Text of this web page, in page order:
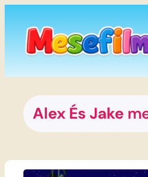
tartalomhoz
Alex És Jake